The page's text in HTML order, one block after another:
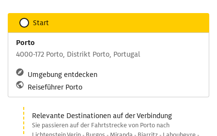
Start
Porto
4000-172 Porto, Distrikt Porto, Portugal
Umgebung entdecken
Reiseführer Porto
Relevante Destinationen auf der Verbindung
Sie passieren auf der Fahrtstrecke von Porto nach